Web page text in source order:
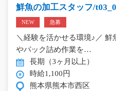
鮮魚の加工スタッフ/
NEW 急募
＼経験を活かせる環境♪／
やパック詰め作業を…
長期（3ヶ月以上）
時給1,100円
熊本県熊本市西区